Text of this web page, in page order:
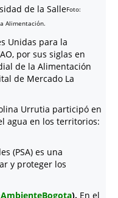
Foto:
Alimentación.
Unidas para la
por sus siglas en
de la Alimentación
de Mercado La
Urrutia participó en
agua en los territorios:
(PSA) es una
y proteger los
). En el